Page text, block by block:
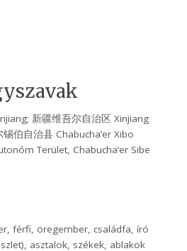
新疆维吾尔自治区 Xinjiang
伯自治县 Chabucha’er Xibo
Terület, Chabucha’er Sibe
férfi, öregember, családfa, író
asztalok, székek, ablakok